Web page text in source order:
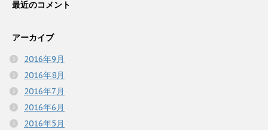
最近のコメント
アーカイブ
2016年9月
2016年8月
2016年7月
2016年6月
2016年5月